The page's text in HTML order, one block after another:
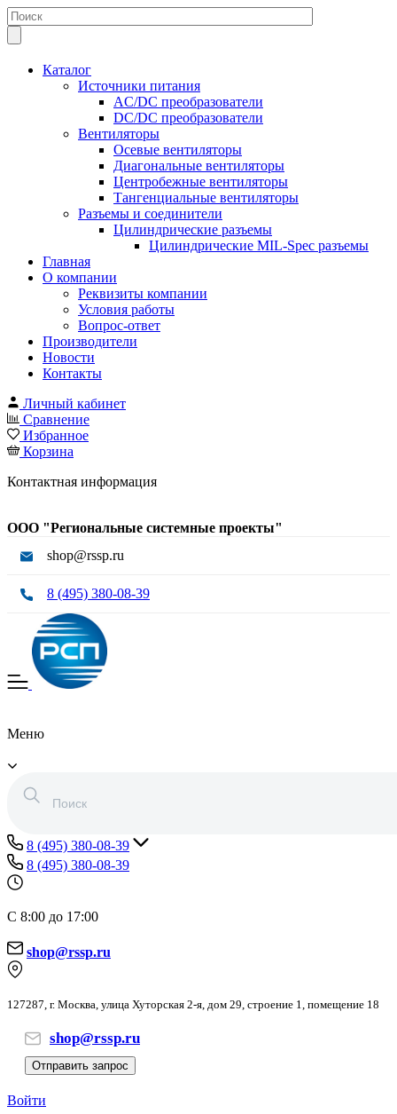
Каталог
Источники питания
AC/DC преобразователи
DC/DC преобразователи
Вентиляторы
Осевые вентиляторы
Диагональные вентиляторы
Центробежные вентиляторы
Тангенциальные вентиляторы
Разъемы и соединители
Цилиндрические разъемы
Цилиндрические MIL-Spec разъемы
Главная
О компании
Реквизиты компании
Условия работы
Вопрос-ответ
Производители
Новости
Контакты
Личный кабинет
Сравнение
Избранное
Корзина
Контактная информация
ООО "Региональные системные проекты"
shop@rssp.ru
8 (495) 380-08-39
Меню
8 (495) 380-08-39
8 (495) 380-08-39
С 8:00 до 17:00
shop@rssp.ru
127287, г. Москва, улица Хуторская 2-я, дом 29, строение 1, помещение 18
shop@rssp.ru
Отправить запрос
Войти